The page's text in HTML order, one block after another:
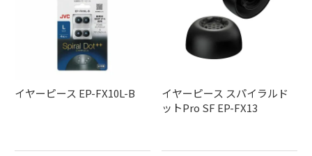
イヤーピース EP-FX10L-B
イヤーピース スパイラルド
ットPro SF EP-FX13